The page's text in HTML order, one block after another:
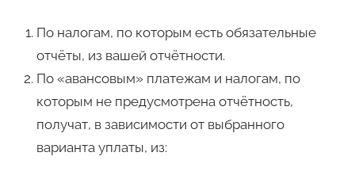
По налогам, по которым есть обязательные
отчёты, из вашей отчётности.
По «авансовым» платежам и налогам, по
которым не предусмотрена отчётность,
получат, в зависимости от выбранного
варианта уплаты, из: